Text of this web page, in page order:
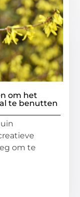
om het
te benutten
om te